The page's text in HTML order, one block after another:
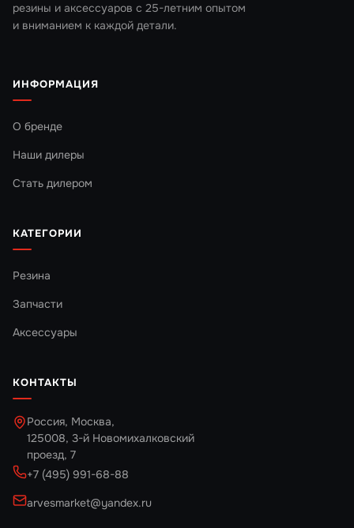
резины и аксессуаров с 25-летним опытом
и вниманием к каждой детали.
ИНФОРМАЦИЯ
О бренде
Наши дилеры
Стать дилером
КАТЕГОРИИ
Резина
Запчасти
Аксессуары
КОНТАКТЫ
Россия, Москва,
125008, 3-й Новомихалковский
проезд, 7
+7 (495) 991-68-88
arvesmarket@yandex.ru